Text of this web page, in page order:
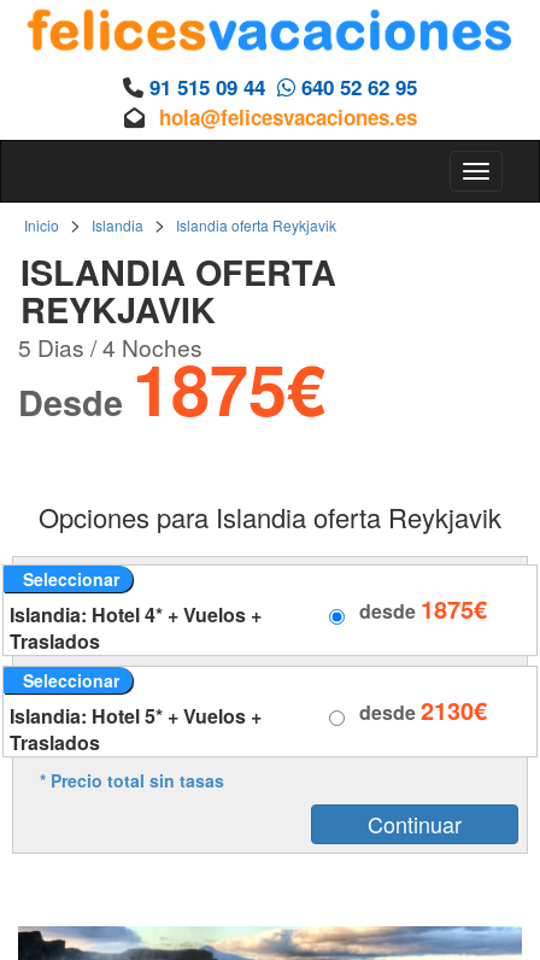
91 515 09 44
640 52 62 95
hola@felicesvacaciones.es
Inicio > Islandia > Islandia oferta Reykjavik
ISLANDIA OFERTA
REYKJAVIK
5 Dias / 4 Noches
Desde 1875€
Opciones para Islandia oferta Reykjavik
Seleccionar
Islandia: Hotel 4* + Vuelos +
Traslados
desde 1875€
Seleccionar
Islandia: Hotel 5* + Vuelos +
Traslados
desde2130€
* Precio total sin tasas